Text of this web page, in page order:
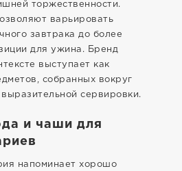
торжественности.
варьировать
завтрака до более
для ужина. Бренд
выступает как
собранных вокруг
сервировки.
и чаши для
напоминает хорошо